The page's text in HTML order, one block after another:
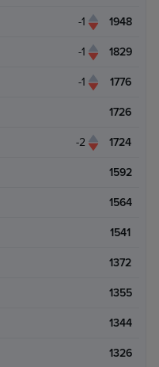
-1 1948
-1 1829
-1 1776
1726
-2 1724
1592
1564
1541
1372
1355
1344
1326